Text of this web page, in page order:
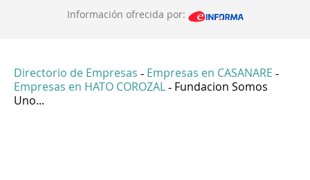
Información ofrecida por:
Directorio de Empresas - Empresas en CASANARE -
Empresas en HATO COROZAL - Fundacion Somos
Uno...